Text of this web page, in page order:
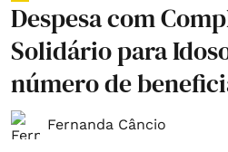
Despesa com
Solidário para
número de
Fernanda Câncio